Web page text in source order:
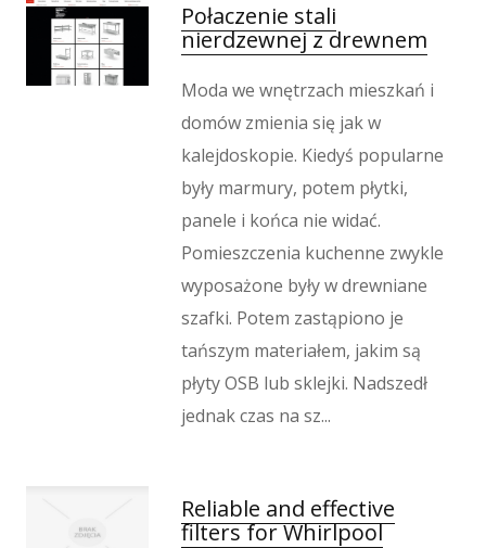
Połaczenie stali
nierdzewnej z drewnem
Moda we wnętrzach mieszkań i
domów zmienia się jak w
kalejdoskopie. Kiedyś popularne
były marmury, potem płytki,
panele i końca nie widać.
Pomieszczenia kuchenne zwykle
wyposażone były w drewniane
szafki. Potem zastąpiono je
tańszym materiałem, jakim są
płyty OSB lub sklejki. Nadszedł
jednak czas na sz...
Reliable and effective
filters for Whirlpool